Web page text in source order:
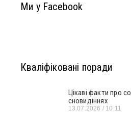
Ми у Facebook
Кваліфіковані поради
Цікаві факти про
сновидіннях
13.07.2026 10:11